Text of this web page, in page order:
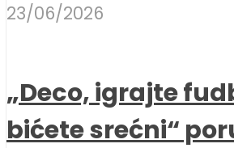
23/06/2026
„Deco, igrajte
bićete srećni“